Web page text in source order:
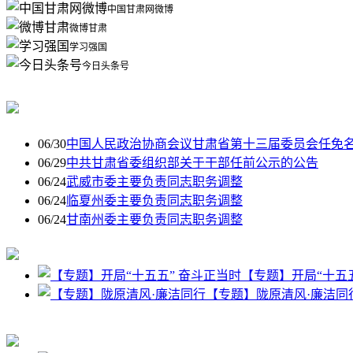
中国甘肃网微博
微博甘肃
学习强国
今日头条号
06/30中国人民政治协商会议甘肃省第十三届委员会任免
06/29中共甘肃省委组织部关于干部任前公示的公告
06/24武威市委主要负责同志职务调整
06/24临夏州委主要负责同志职务调整
06/24甘南州委主要负责同志职务调整
【专题】开局“十
【专题】陇原清风·廉洁同